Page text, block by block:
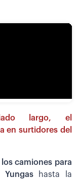
largo, el
en surtidores del
camiones para
hasta la